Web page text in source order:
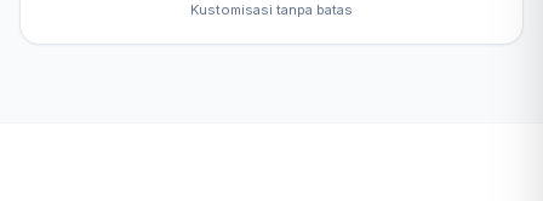
Kustomisasi tanpa batas